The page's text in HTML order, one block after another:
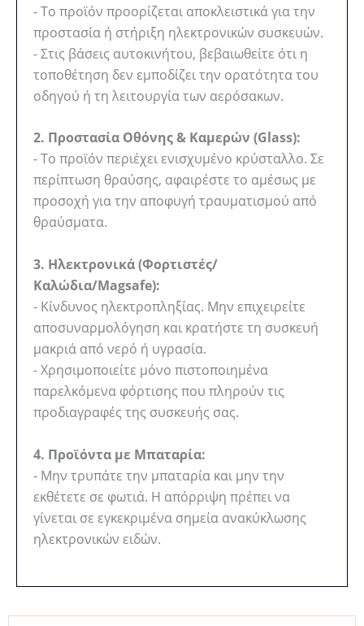
- Το προϊόν προορίζεται αποκλειστικά για την
προστασία ή στήριξη ηλεκτρονικών συσκευών.
- Στις βάσεις αυτοκινήτου, βεβαιωθείτε ότι η
τοποθέτηση δεν εμποδίζει την ορατότητα του
οδηγού ή τη λειτουργία των αερόσακων.
2. Προστασία Οθόνης & Καμερών (Glass):
- Το προϊόν περιέχει ενισχυμένο κρύσταλλο. Σε
περίπτωση θραύσης, αφαιρέστε το αμέσως με
προσοχή για την αποφυγή τραυματισμού από
θραύσματα.
3. Ηλεκτρονικά (Φορτιστές/
Καλώδια/Magsafe):
- Κίνδυνος ηλεκτροπληξίας. Μην επιχειρείτε
αποσυναρμολόγηση και κρατήστε τη συσκευή
μακριά από νερό ή υγρασία.
- Χρησιμοποιείτε μόνο πιστοποιημένα
παρελκόμενα φόρτισης που πληρούν τις
προδιαγραφές της συσκευής σας.
4. Προϊόντα με Μπαταρία:
- Μην τρυπάτε την μπαταρία και μην την
εκθέτετε σε φωτιά. Η απόρριψη πρέπει να
γίνεται σε εγκεκριμένα σημεία ανακύκλωσης
ηλεκτρονικών ειδών.